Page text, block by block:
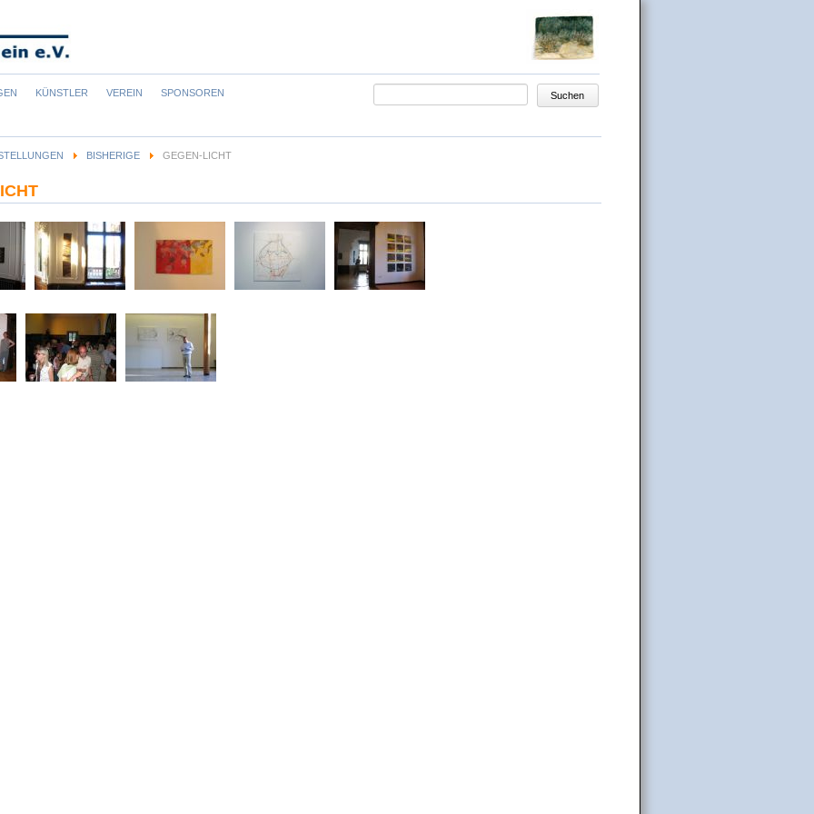
KÜNSTLER VEREIN SPONSOREN Suchen
BISHERIGE GEGEN-LICHT